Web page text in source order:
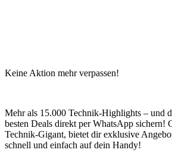
Keine Aktion mehr verpassen!
Mehr als 15.000 Technik-Highlights – und
besten Deals direkt per WhatsApp sichern!
Technik-Gigant, bietet dir exklusive
schnell und einfach auf dein Handy!